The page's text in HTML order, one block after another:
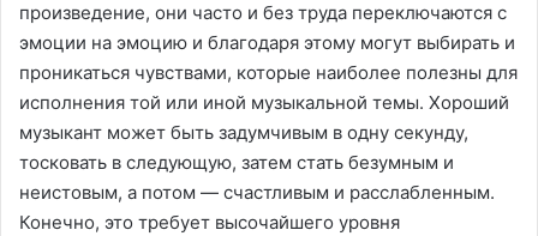
произведение, они часто и без труда переключаются с
эмоции на эмоцию и благодаря этому могут выбирать и
проникаться чувствами, которые наиболее полезны для
исполнения той или иной музыкальной темы. Хороший
музыкант может быть задумчивым в одну секунду,
тосковать в следующую, затем стать безумным и
неистовым, а потом — счастливым и расслабленным.
Конечно, это требует высочайшего уровня